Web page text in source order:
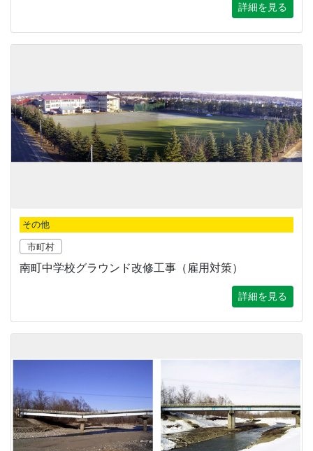
詳細を見る
その他
市町村
南町中学校グラウンド改修工事（雇用対策）
詳細を見る